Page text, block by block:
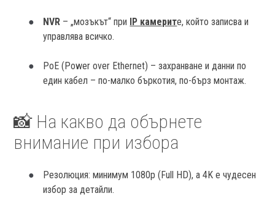
NVR – „мозъкът“ при IP камерите, който записва и
управлява всичко.
PoE (Power over Ethernet) – захранване и данни по
един кабел – по-малко бъркотия, по-бърз монтаж.
📸 На какво да обърнете
внимание при избора
Резолюция: минимум 1080p (Full HD), а 4K е чудесен
избор за детайли.